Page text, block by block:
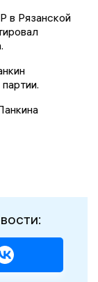
в Рязанской